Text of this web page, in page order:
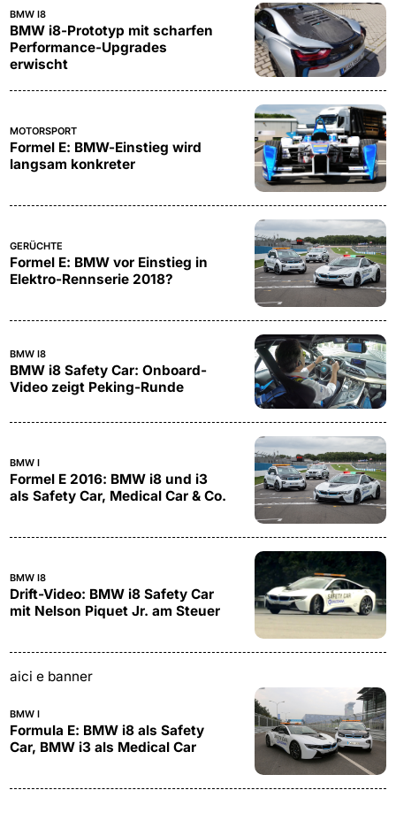
BMW I8
BMW i8-Prototyp mit scharfen
Performance-Upgrades
erwischt
MOTORSPORT
Formel E: BMW-Einstieg wird
langsam konkreter
GERÜCHTE
Formel E: BMW vor Einstieg in
Elektro-Rennserie 2018?
BMW I8
BMW i8 Safety Car: Onboard-
Video zeigt Peking-Runde
BMW I
Formel E 2016: BMW i8 und i3
als Safety Car, Medical Car & Co.
BMW I8
Drift-Video: BMW i8 Safety Car
mit Nelson Piquet Jr. am Steuer
aici e banner
BMW I
Formula E: BMW i8 als Safety
Car, BMW i3 als Medical Car